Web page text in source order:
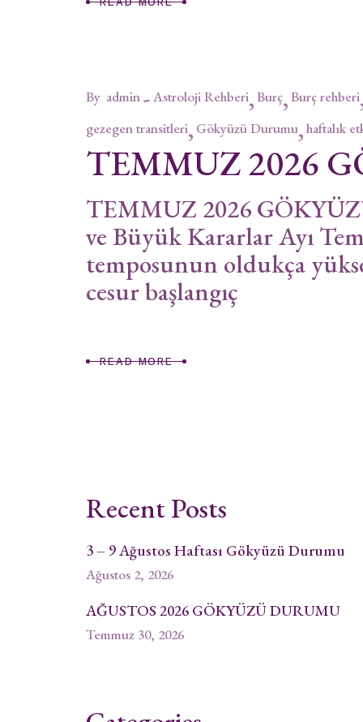
By admin Astroloji Rehberi Burç Burç rehberi
gezegen transitleri Gökyüzü Durumu haftalık
TEMMUZ 2026
TEMMUZ 2026
ve Büyük Kararlar Ayı
temposunun oldukça
cesur başlangıç
READ MORE
Recent Posts
3 – 9 Ağustos Haftası Gökyüzü Durumu
Ağustos 2, 2026
AĞUSTOS 2026 GÖKYÜZÜ DURUMU
Temmuz 30, 2026